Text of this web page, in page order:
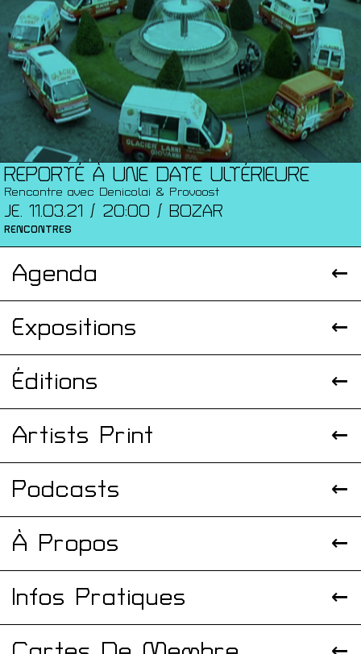
REPORTÉ À UNE DATE ULTÉRIEURE
Rencontre avec Denicolai & Provoost
JE. 11.03.21 / 20:00 / BOZAR
RENCONTRES
Agenda
Expositions
Éditions
Artists Print
Podcasts
À Propos
Infos Pratiques